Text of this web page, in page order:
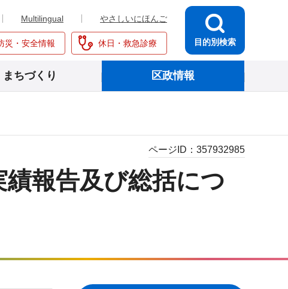
Multilingual やさしいにほんご
災・安全情報 休日・救急診療 目的別検索
まちづくり 区政情報
報告及び総括につ
ページID： 357932985